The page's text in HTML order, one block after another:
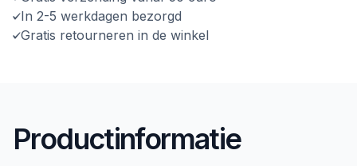
In 2-5 werkdagen bezorgd
Gratis retourneren in de winkel
Productinformatie